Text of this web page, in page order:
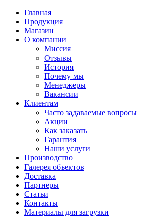
Главная
Продукция
Магазин
О компании
Миссия
Отзывы
История
Почему мы
Менеджеры
Вакансии
Клиентам
Часто задаваемые вопросы
Акции
Как заказать
Гарантия
Наши услуги
Производство
Галерея объектов
Доставка
Партнеры
Статьи
Контакты
Материалы для загрузки